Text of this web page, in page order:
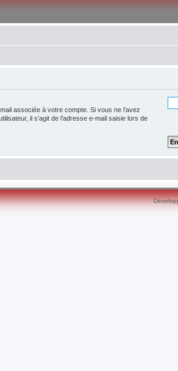
associée à votre compte. Si vous ne l’avez
il s’agit de l’adresse e-mail saisie lors de